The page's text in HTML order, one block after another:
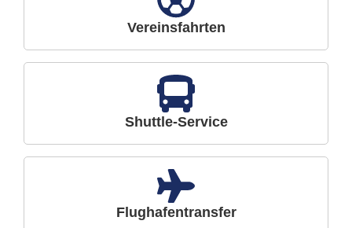
Vereinsfahrten
Shuttle-Service
Flughafentransfer